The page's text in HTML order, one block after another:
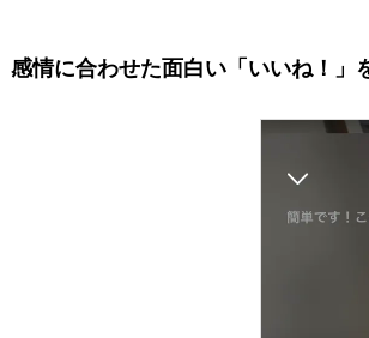
感情に合わせた面白い「いいね！」